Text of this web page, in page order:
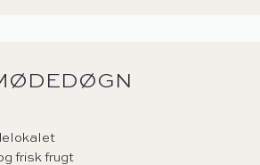
frisk frugt